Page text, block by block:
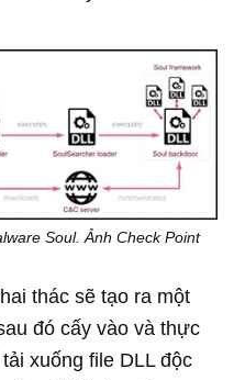
Soul. Ảnh Check Point
thác sẽ tạo ra một
đó cấy vào và thực
xuống file DLL độc